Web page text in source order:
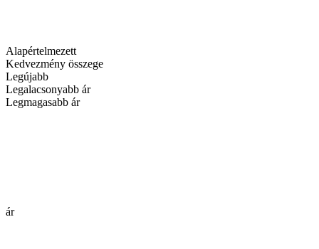
Alapértelmezett
Kedvezmény összege
Legújabb
Legalacsonyabb ár
Legmagasabb ár
ár